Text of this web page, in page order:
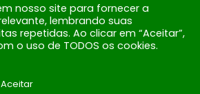
nosso site para fornecer a
lembrando suas
repetidas. Ao clicar em “Aceitar”,
o uso de TODOS os cookies.
Aceitar